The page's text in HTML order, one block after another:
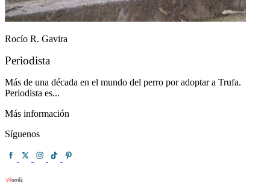
Rocío R. Gavira
Periodista
Más de una década en el mundo del perro por adoptar a Trufa.
Periodista es...
Más información
Síguenos